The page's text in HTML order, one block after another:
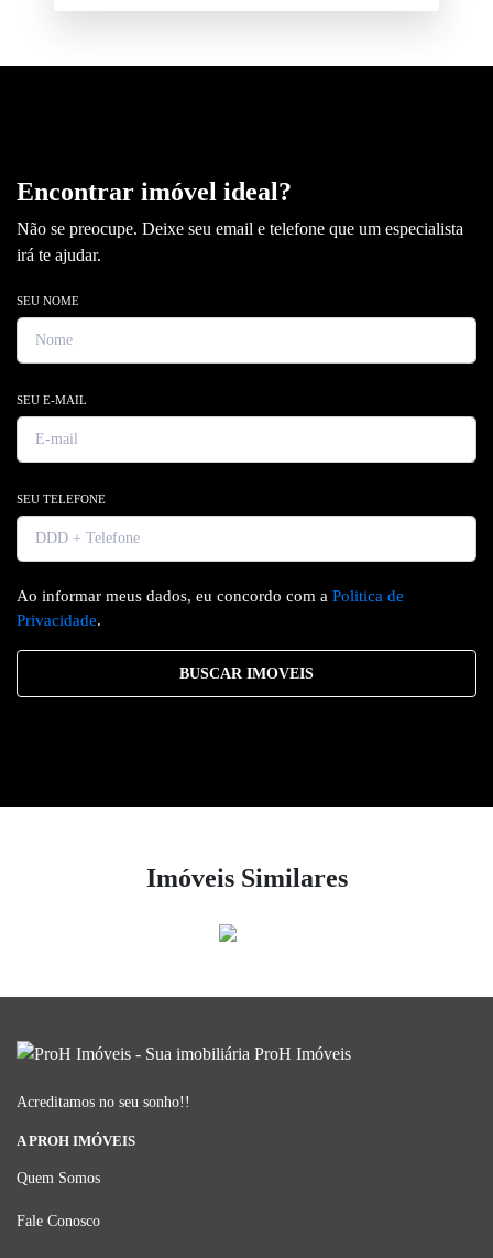
Encontrar imóvel ideal?
Não se preocupe. Deixe seu email e telefone que um especialista
irá te ajudar.
SEU NOME
SEU E-MAIL
SEU TELEFONE
Ao informar meus dados, eu concordo com a Politica de
Privacidade.
BUSCAR IMOVEIS
Imóveis Similares
Acreditamos no seu sonho!!
A PROH IMÓVEIS
Quem Somos
Fale Conosco